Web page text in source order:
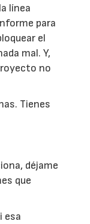
línea
para
el
mal. Y,
no
Tienes
déjame
que
esa